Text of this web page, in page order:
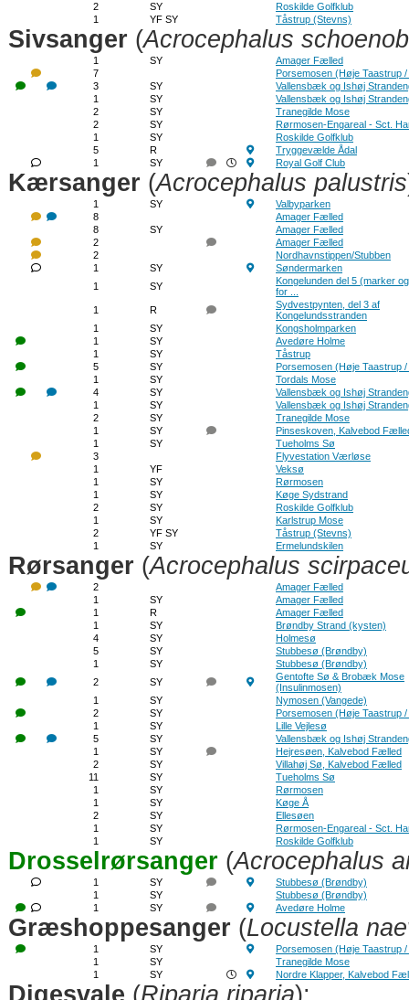
2
SY
Roskilde Golfklub
1
YF SY Tåstrup (Stevns)
Sivsanger (Acrocephalus
1 SY
Amager Fælled
7
Porsemosen (Høje Taastrup /
3
SY
Vallensbæk og Ishøj
1
SY
Vallensbæk og Ishøj
2
SY
Tranegilde Mose
2
SY
Rørmosen-Engareal - Sct.
1
SY
Roskilde Golfklub
5
R
Tryggevælde Ådal
1
SY Royal Golf Club
Kærsanger (Acrocephalus palustris
1 SY
Valbyparken
8
Amager Fælled
8
SY
Amager Fælled
2
Amager Fælled
2
Nordhavnstippen/Stubben
1
SY
Søndermarken
1
SY
Kongelunden del 5 (marker
for ...
1
R
Sydvestpynten, del 3 af
Kongelundsstranden
1
SY
Kongsholmparken
1
SY
Avedøre Holme
1
SY
Tåstrup
5
SY
Porsemosen (Høje Taastrup /
1
SY
Tordals Mose
4
SY
Vallensbæk og Ishøj
1
SY
Vallensbæk og Ishøj
2
SY
Tranegilde Mose
1
SY
Pinseskoven, Kalvebod
1
SY
Tueholms Sø
3
Flyvestation Værløse
1
YF
Veksø
1
SY
Rørmosen
1
SY
Køge Sydstrand
2
SY
Roskilde Golfklub
1
SY
Karlstrup Mose
2
YF SY
Tåstrup (Stevns)
1
SY Ermelundskilen
Rørsanger (Acrocephalus
2
Amager Fælled
1
SY
Amager Fælled
1
R
Amager Fælled
1
SY
Brøndby Strand (kysten)
4
SY
Holmesø
5
SY
Stubbesø (Brøndby)
1
SY
Stubbesø (Brøndby)
2
SY
Gentofte Sø & Brobæk Mose
(Insulinmosen)
1
SY
Nymosen (Vangede)
2
SY
Porsemosen (Høje Taastrup /
1
SY
Lille Vejlesø
5
SY
Vallensbæk og Ishøj
1
SY
Hejresøen, Kalvebod Fælled
2
SY
Villahøj Sø, Kalvebod Fælled
11
SY
Tueholms Sø
1
SY
Rørmosen
1
SY
Køge Å
2
SY
Ellesøen
1
SY
Rørmosen-Engareal - Sct.
1
SY Roskilde Golfklub
Drosselrørsanger (Acrocephalus
1 SY
Stubbesø (Brøndby)
1
SY
Stubbesø (Brøndby)
1
SY Avedøre Holme
Græshoppesanger (Locustella
1 SY
Porsemosen (Høje Taastrup /
1
SY
Tranegilde Mose
1
SY Nordre Klapper, Kalvebod
Digesvale (Riparia riparia):